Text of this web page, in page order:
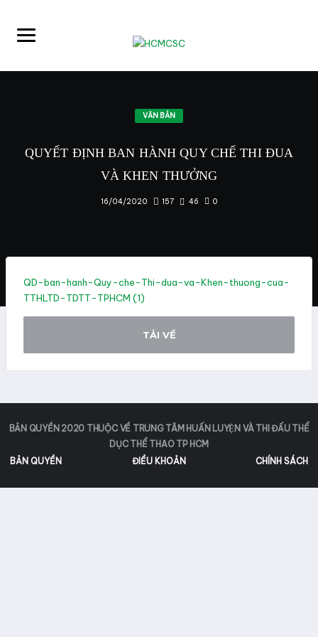
VĂN BẢN
QUYẾT ĐỊNH BAN HÀNH QUY CHẾ THI ĐUA
VÀ KHEN THƯỞNG
16/04/2020 157 46 0
QD-ban-hanh-Quy-che-Thi-dua-va-Khen-thuong-cua-
TTHLTD-TDTT-TPHCM (1)
TẢI VỀ
BẢN QUYỀN 2020 THUỘC VỀ TRUNG TÂM HUẤN LUYỆN VÀ THI ĐẤU THỂ
DỤC THỂ THAO TP HCM
BẢN QUYỀN
ĐIỀU KHOẢN CHÍNH SÁCH